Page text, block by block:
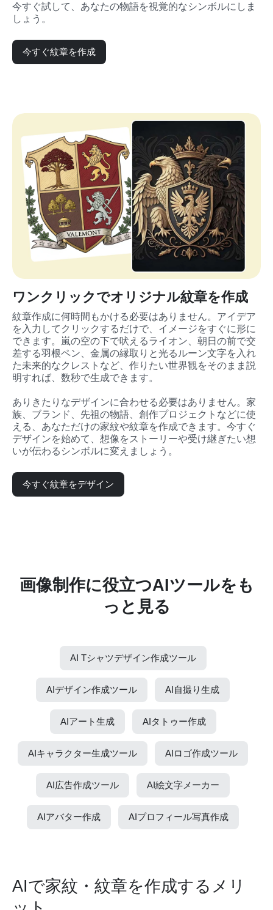
今すぐ試して、あなたの物語を視覚的なシンボルにしま
しょう。
今すぐ紋章を作成
ワンクリックでオリジナル紋章を作成
紋章作成に何時間もかける必要はありません。アイデア
を入力してクリックするだけで、イメージをすぐに形に
できます。嵐の空の下で吠えるライオン、朝日の前で交
差する羽根ペン、金属の縁取りと光るルーン文字を入れ
た未来的なクレストなど、作りたい世界観をそのまま説
明すれば、数秒で生成できます。
ありきたりなデザインに合わせる必要はありません。家
族、ブランド、先祖の物語、創作プロジェクトなどに使
える、あなただけの家紋や紋章を作成できます。今すぐ
デザインを始めて、想像をストーリーや受け継ぎたい想
いが伝わるシンボルに変えましょう。
今すぐ紋章をデザイン
画像制作に役立つAIツールをも
っと見る
AI Tシャツデザイン作成ツール
AIデザイン作成ツール AI自撮り生成
AIアート生成 AIタトゥー作成
AIキャラクター生成ツール AIロゴ作成ツール
AI広告作成ツール AI絵文字メーカー
AIアバター作成 AIプロフィール写真作成
AIで家紋・紋章を作成するメリ